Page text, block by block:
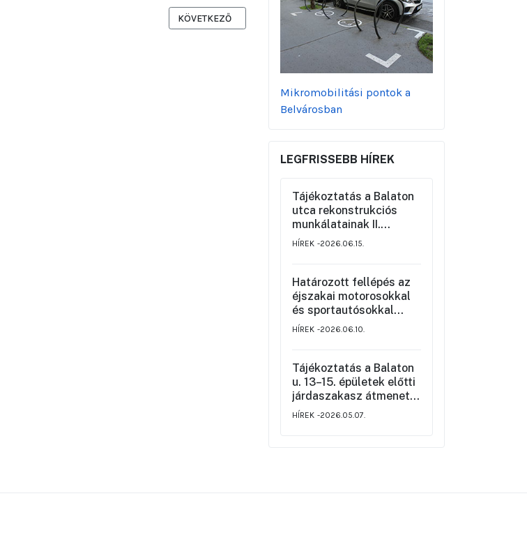
KÖVETKEZŐ CIKK: MEGÚJUL A BELVÁROS HÁROM KÖZPONTI TERE A PENTA
KÖVETKEZŐ
Mikromobilitási pontok a
Belvárosban
LEGFRISSEBB HÍREK
Tájékoztatás a Balaton
utca rekonstrukciós
munkálatainak II.
üteméről a Szemere
valamint a környék
ideiglenes forgalmi
rendjéről
HÍREK 2026.06.15.
Határozott fellépés az
éjszakai motorosokkal
és sportautósokkal
szemben
HÍREK 2026.06.10.
Tájékoztatás a Balaton
u. 13–15. épületek előtti
járdaszakasz átmeneti
korlátozásáról
HÍREK 2026.05.07.